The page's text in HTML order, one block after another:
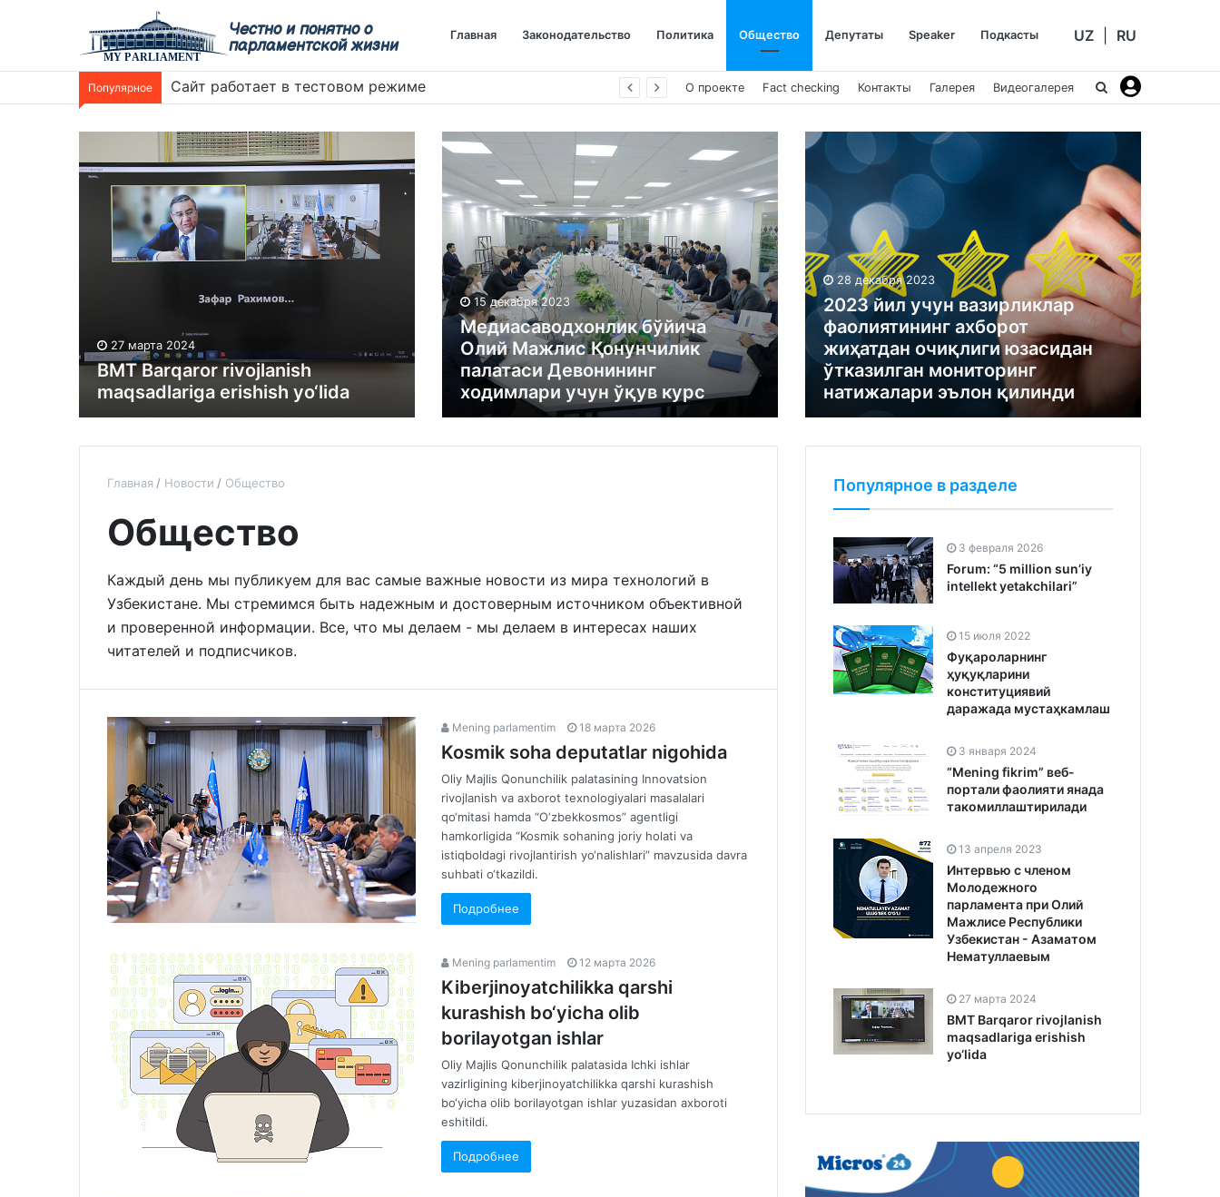
Честно и понятно о
парламентской жизни
UZ RU
Главная Законодательство Политика Общество Депутаты Speaker Подкасты
Популярное Сайт работает в тестовом режиме О проекте Fact checking Контакты Галерея Видеогалерея
27 марта 2024
BMT Barqaror rivojlanish
maqsadlariga erishish yo‘lida
15 декабря 2023
Медиасаводхонлик бўйича
Олий Мажлис Қонунчилик
палатаси Девонининг
ходимлари учун ўқув курс
28 декабря 2023
2023 йил учун вазирликлар
фаолиятининг ахборот
жиҳатдан очиқлиги юзасидан
ўтказилган мониторинг
натижалари эълон қилинди
Главная Новости Общество
Общество
Каждый день мы публикуем для вас самые важные новости из мира технологий в
Узбекистане. Мы стремимся быть надежным и достоверным источником объективной
и проверенной информации. Все, что мы делаем - мы делаем в интересах наших
читателей и подписчиков.
Mening parlamentim 18 марта 2026
Kosmik soha deputatlar nigohida
Oliy Majlis Qonunchilik palatasining Innovatsion
rivojlanish va axborot texnologiyalari masalalari
qo‘mitasi hamda “O‘zbekkosmos” agentligi
hamkorligida “Kosmik sohaning joriy holati va
istiqboldagi rivojlantirish yo‘nalishlari” mavzusida davra
suhbati o‘tkazildi.
Подробнее
Mening parlamentim 12 марта 2026
Kiberjinoyatchilikka qarshi
kurashish bo‘yicha olib
borilayotgan ishlar
Oliy Majlis Qonunchilik palatasida Ichki ishlar
vazirligining kiberjinoyatchilikka qarshi kurashish
bo‘yicha olib borilayotgan ishlar yuzasidan axboroti
eshitildi.
Подробнее
Популярное в разделе
3 февраля 2026
Forum: “5 million sun’iy
intellekt yetakchilari”
15 июля 2022
Фуқароларнинг
ҳуқуқларини
конституциявий
даражада мустаҳкамлаш
3 января 2024
“Mening fikrim” веб-
портали фаолияти янада
такомиллаштирилади
13 апреля 2023
Интервью с членом
Молодежного
парламента при Олий
Мажлисе Республики
Узбекистан - Азаматом
Нематуллаевым
27 марта 2024
BMT Barqaror rivojlanish
maqsadlariga erishish
yo‘lida